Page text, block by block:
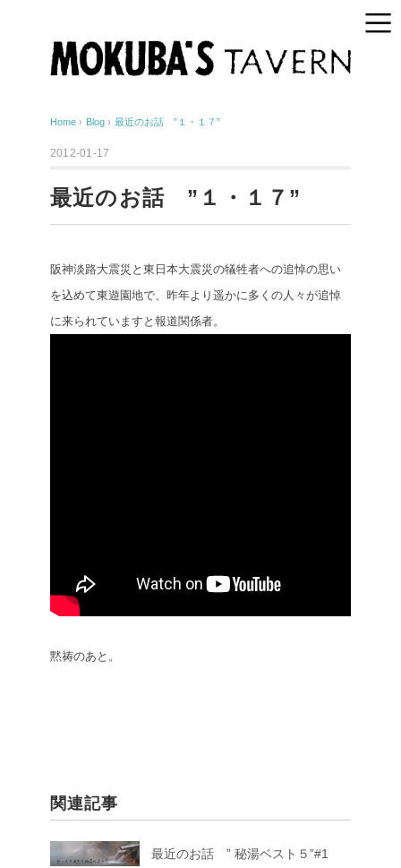
Home › Blog › 最近のお話 ”１・１７”
2012-01-17
最近のお話 ”１・１７”
阪神淡路大震災と東日本大震災の犠牲者への追悼の思い
を込めて東遊園地で、昨年より遥かに多くの人々が追悼
に来られていますと報道関係者。
黙祷のあと。
関連記事
最近のお話 ” 秘湯ベスト５”#1